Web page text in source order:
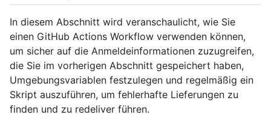
In diesem Abschnitt wird veranschaulicht, wie Sie
einen GitHub Actions Workflow verwenden können,
um sicher auf die Anmeldeinformationen zuzugreifen,
die Sie im vorherigen Abschnitt gespeichert haben,
Umgebungsvariablen festzulegen und regelmäßig ein
Skript auszuführen, um fehlerhafte Lieferungen zu
finden und zu redeliver führen.